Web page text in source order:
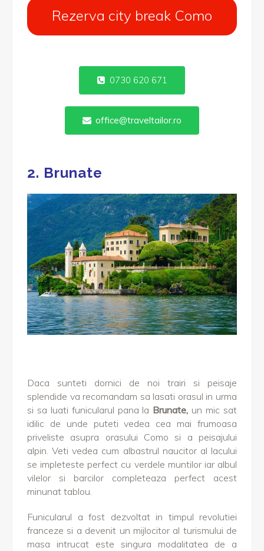
Rezerva city break Como
0730 620 671
office@traveltailor.ro
2. Brunate
Daca sunteti dornici de noi trairi si peisaje
splendide va recomandam sa lasati orasul in urma
si sa luati funicularul pana la Brunate, un mic sat
idilic de unde puteti vedea cea mai frumoasa
priveliste asupra orasului Como si a peisajului
alpin. Veti vedea cum albastrul naucitor al lacului
se impleteste perfect cu verdele muntilor iar albul
vilelor si barcilor completeaza perfect acest
minunat tablou.
Funicularul a fost dezvoltat in timpul revolutiei
franceze si a devenit un mijlocitor al turismului de
masa intrucat este singura modalitatea de a